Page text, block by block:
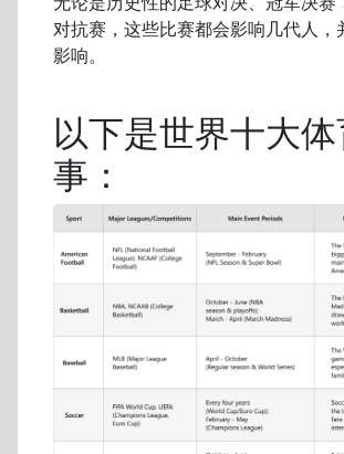
对抗赛，这些比赛都会影响几代人，
影响。
以下是世界十大
事：